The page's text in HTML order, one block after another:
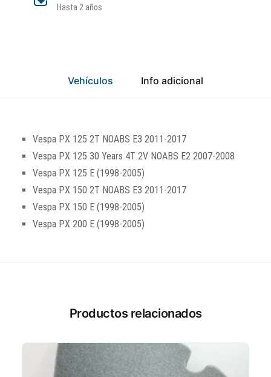
Hasta 2 años
Vehículos Info adicional
Vespa PX 125 2T NOABS E3 2011-2017
Vespa PX 125 30 Years 4T 2V NOABS E2 2007-2008
Vespa PX 125 E (1998-2005)
Vespa PX 150 2T NOABS E3 2011-2017
Vespa PX 150 E (1998-2005)
Vespa PX 200 E (1998-2005)
Productos relacionados